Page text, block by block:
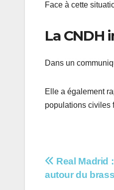
Face à cette
La CNDH
Dans un
Elle a également
populations civiles
Real Madrid
autour du